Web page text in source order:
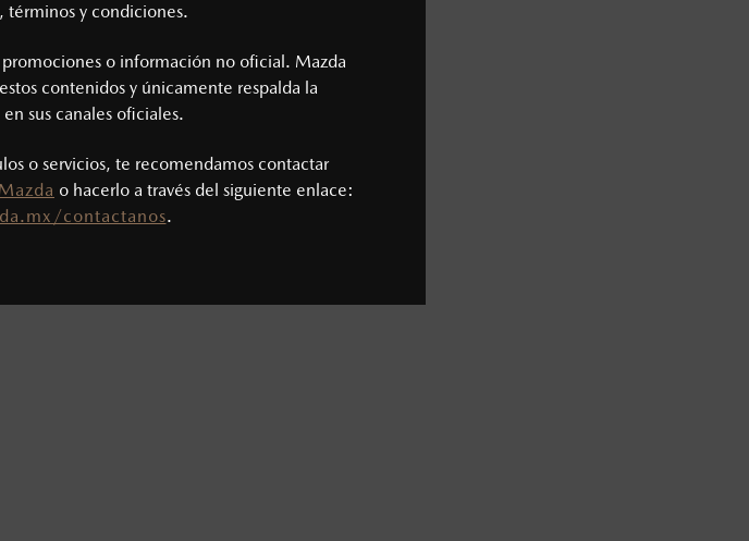
términos y condiciones.
o información no oficial. Mazda
contenidos y únicamente respalda la
sus canales oficiales.
o servicios, te recomendamos contactar
o hacerlo a través del siguiente enlace:
contactanos.